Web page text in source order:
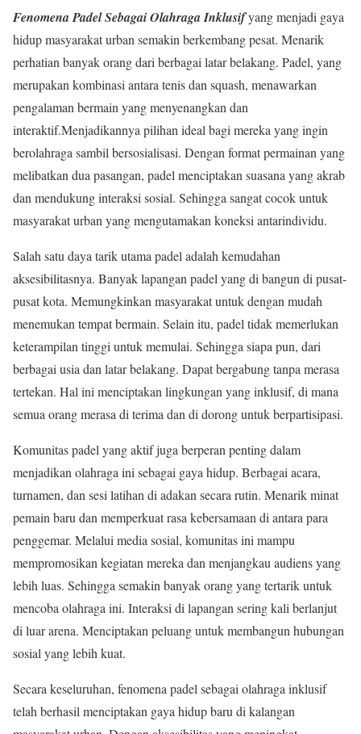
Fenomena Padel Sebagai Olahraga Inklusifyang menjadi gaya
hidup masyarakat urban semakin berkembang pesat. Menarik
perhatian banyak orang dari berbagai latar belakang. Padel, yang
merupakan kombinasi antara tenis dan squash, menawarkan
pengalaman bermain yang menyenangkan dan
interaktif.Menjadikannya pilihan ideal bagi mereka yang ingin
berolahraga sambil bersosialisasi. Dengan format permainan yang
melibatkan dua pasangan, padel menciptakan suasana yang akrab
dan mendukung interaksi sosial. Sehingga sangat cocok untuk
masyarakat urban yang mengutamakan koneksi antarindividu.
Salah satu daya tarik utama padel adalah kemudahan
aksesibilitasnya. Banyak lapangan padel yang di bangun di pusat-
pusat kota. Memungkinkan masyarakat untuk dengan mudah
menemukan tempat bermain. Selain itu, padel tidak memerlukan
keterampilan tinggi untuk memulai. Sehingga siapa pun, dari
berbagai usia dan latar belakang. Dapat bergabung tanpa merasa
tertekan. Hal ini menciptakan lingkungan yang inklusif, di mana
semua orang merasa di terima dan di dorong untuk berpartisipasi.
Komunitas padel yang aktif juga berperan penting dalam
menjadikan olahraga ini sebagai gaya hidup. Berbagai acara,
turnamen, dan sesi latihan di adakan secara rutin. Menarik minat
pemain baru dan memperkuat rasa kebersamaan di antara para
penggemar. Melalui media sosial, komunitas ini mampu
mempromosikan kegiatan mereka dan menjangkau audiens yang
lebih luas. Sehingga semakin banyak orang yang tertarik untuk
mencoba olahraga ini. Interaksi di lapangan sering kali berlanjut
di luar arena. Menciptakan peluang untuk membangun hubungan
sosial yang lebih kuat.
Secara keseluruhan, fenomena padel sebagai olahraga inklusif
telah berhasil menciptakan gaya hidup baru di kalangan